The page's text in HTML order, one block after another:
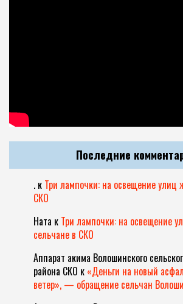
Последние
. к Три лампочки: на освещение улиц
СКО
Ната к Три лампочки: на освещение
сельчане в СКО
Аппарат акима Волошинского
района СКО к «Деньги на новый
ветер», — обращение сельчан